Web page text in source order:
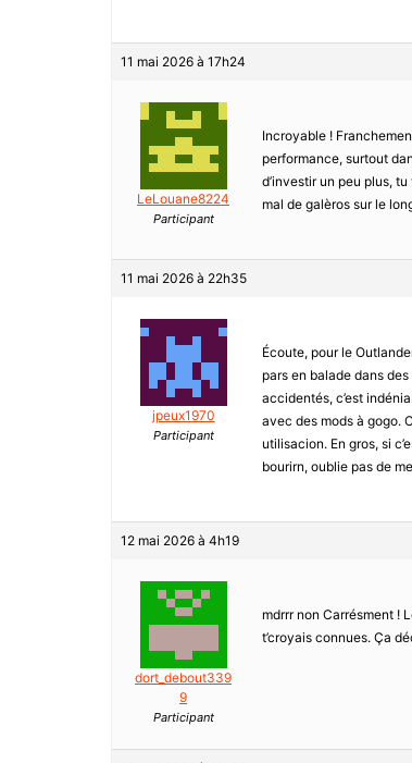
11 mai 2026 à 17h24
LeLouane8224
Participant
Incroyable !
performance, surtout
d’investir un peu plus,
mal de galèros sur le
11 mai 2026 à 22h35
jpeux1970
Participant
Écoute, pour le
pars en balade dans
accidentés, c’est
avec des mods à gogo.
utilisacion. En gros, si
bourirn, oublie pas de
12 mai 2026 à 4h19
dort_debout339
9
Participant
mdrrr non Carrésment !
t’croyais connues. Ça